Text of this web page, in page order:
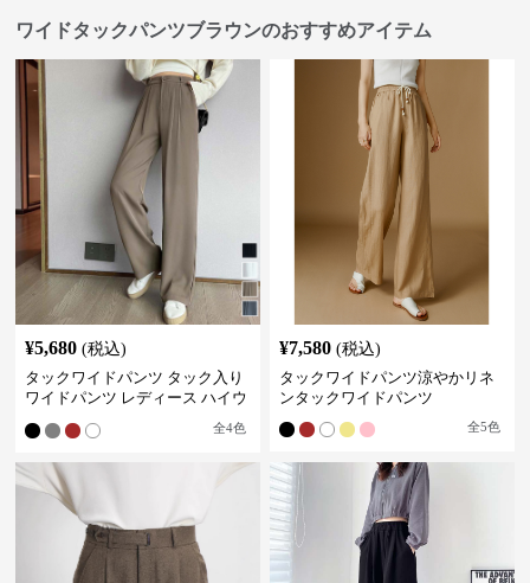
ワイドタックパンツブラウンのおすすめアイテム
¥5,680 (税込)
タックワイドパンツ タック入り
ワイドパンツ レディース ハイウ
全4色
¥7,580 (税込)
タックワイドパンツ涼やかリネ
ンタックワイドパンツ
全5色